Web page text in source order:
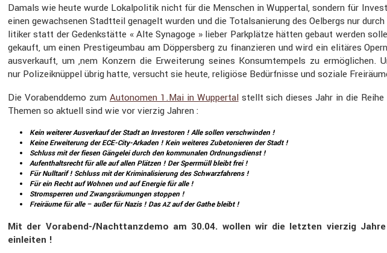
Damals wie heute wurde Lokal­po­litik nicht für die Menschen in Wuppertal, sondern für
einen gewach­senen Stadt­teil genagelt wurden und die Total­sa­nie­rung des Oelbergs nur
li­tiker statt der Gedenk­stätte « Alte Synagoge » lieber Parkplätze hätten gebaut werden
ge­kauft, um einen Presti­ge­umbau am Döppers­berg zu finan­zieren und wird ein elitäres
ausver­kauft, um ‚nem Konzern die Erwei­te­rung seines Konsum­tem­pels zu
nur Polizei­knüppel übrig hatte, versucht sie heute, religiöse Bedürf­nisse und soziale
Die Vorabend­demo zum Autonomen 1.Mai in Wuppertalstellt sich dieses Jahr in die Reihe
Themen so aktuell sind wie vor vierzig Jahren :
Kein weiterer Ausver­kauf der Stadt an Inves­toren ! Alle sollen verschwinden !
Keine Erwei­te­rung der ECE-City-Arkaden ! Kein weiteres Zubeto­nieren der Stadt !
Schluss mit der fiesen Gängelei durch den kommu­nalen Ordnungs­dienst !
Aufent­halts­recht für alle auf allen Plätzen ! Der Sperr­müll bleibt frei !
Für Nulltarif ! Schluss mit der Krimi­na­li­sie­rung des Schwarz­fah­rens !
Für ein Recht auf Wohnen und auf Energie für alle !
Strom­sperren und Zwangs­räu­mungen stoppen !
Freiräume für alle – außer für Nazis ! DasAZauf der Gathe bleibt !
Mit der Vorabend-/Nacht­tanz­demo am 30.04. wollen wir die letzten vierzig
einleiten !